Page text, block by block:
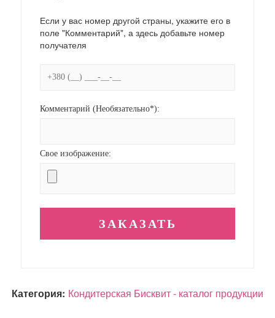
Если у вас номер другой страны, укажите его в
поле "Комментарий", а здесь добавьте номер
получателя
Комментарий (Необязательно*):
Свое изображение:
Категория: Кондитерская Бисквит - каталог продукции